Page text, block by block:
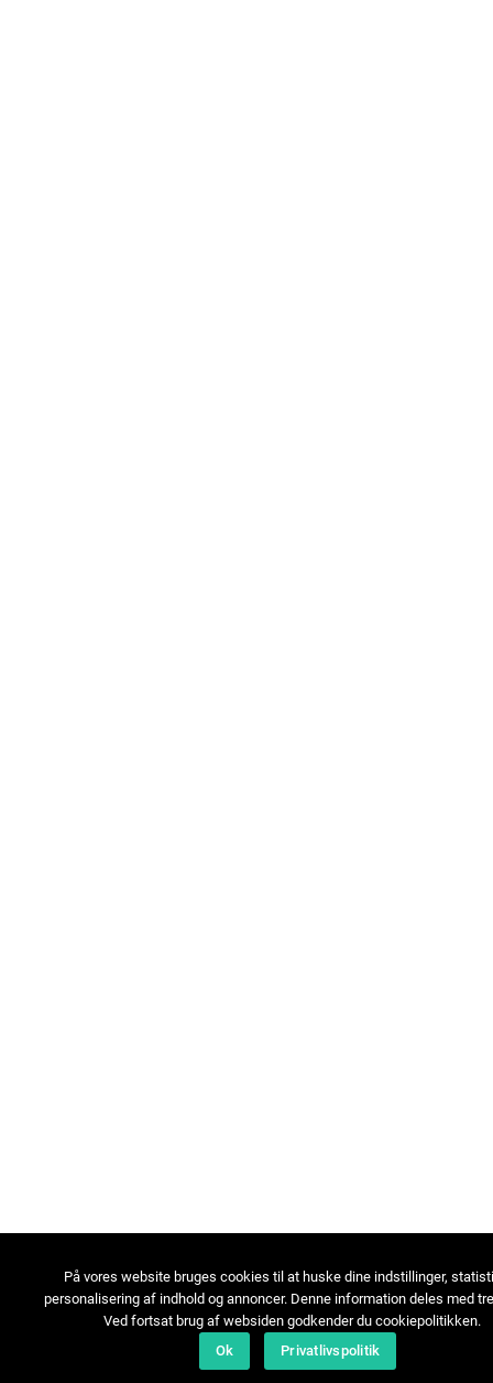
På vores website bruges cookies til at huske dine indstillinger,
personalisering af indhold og annoncer. Denne information deles med
Ved fortsat brug af websiden godkender du cookiepolitikken.
Ok
Privatlivspolitik